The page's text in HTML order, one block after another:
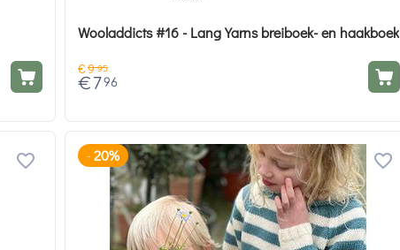
Wooladdicts #16 - Lang Yarns breiboek- en haakboek
€9 95
€ 7 96
- 20%